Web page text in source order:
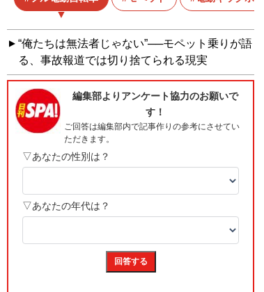
“俺たちは無法者じゃない”──モペット乗りが語
る、事故報道では切り捨てられる現実